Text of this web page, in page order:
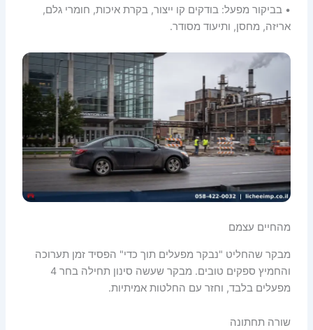
• בביקור מפעל: בודקים קו ייצור, בקרת איכות, חומרי גלם,
אריזה, מחסן, ותיעוד מסודר.
מהחיים עצמם
מבקר שהחליט "נבקר מפעלים תוך כדי" הפסיד זמן תערוכה
והחמיץ ספקים טובים. מבקר שעשה סינון תחילה בחר 4
מפעלים בלבד, וחזר עם החלטות אמיתיות.
שורה תחתונה